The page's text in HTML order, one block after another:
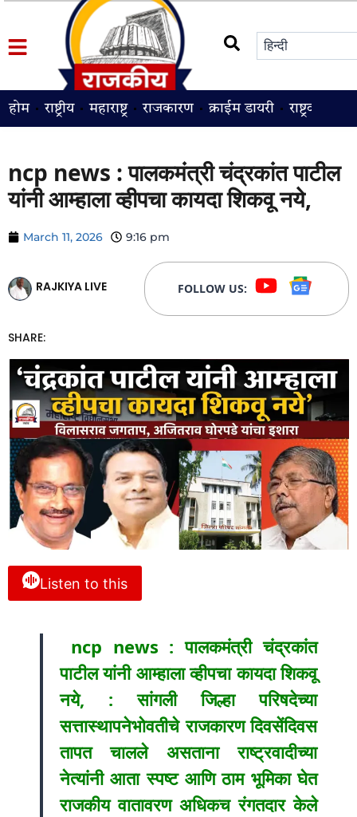
होम राष्ट्रीय महाराष्ट्र राजकारण क्राईम डायरी राष्ट्रवादी
ncp news : पालकमंत्री चंद्रकांत पाटील
यांनी आम्हाला व्हीपचा कायदा शिकवू नये,
March 11, 2026 9:16 pm
RAJKIYA LIVE FOLLOW US:
SHARE:
Listen to this
ncp news : पालकमंत्री चंद्रकांत
पाटील यांनी आम्हाला व्हीपचा कायदा शिकवू
नये, : सांगली जिल्हा परिषदेच्या
सत्तास्थापनेभोवतीचे राजकारण दिवसेंदिवस
तापत चालले असताना राष्ट्रवादीच्या
नेत्यांनी आता स्पष्ट आणि ठाम भूमिका घेत
राजकीय वातावरण अधिकच रंगतदार केले